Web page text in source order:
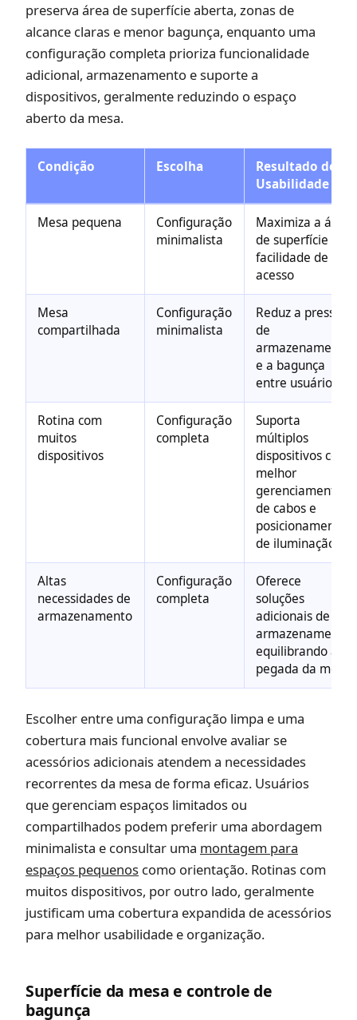
preserva área de superfície aberta, zonas de
alcance claras e menor bagunça, enquanto uma
configuração completa prioriza funcionalidade
adicional, armazenamento e suporte a
dispositivos, geralmente reduzindo o espaço
aberto da mesa.
Condição Escolha
Resultado de
Usabilidade
Mesa pequena
Configuração
minimalista
Maximiza a área
de superfície e a
facilidade de
acesso
Mesa
compartilhada
Configuração
minimalista
Reduz a pressão
de
armazenamento
e a bagunça
entre usuários
Rotina com
muitos
dispositivos
Configuração
completa
Suporta
múltiplos
dispositivos com
melhor
gerenciamento
de cabos e
posicionamento
de iluminação
Altas
necessidades de
armazenamento
Configuração
completa
Oferece
soluções
adicionais de
armazenamento
equilibrando a
pegada da mesa
Escolher entre uma configuração limpa e uma
cobertura mais funcional envolve avaliar se
acessórios adicionais atendem a necessidades
recorrentes da mesa de forma eficaz. Usuários
que gerenciam espaços limitados ou
compartilhados podem preferir uma abordagem
minimalista e consultar uma montagem para
espaços pequenos como orientação. Rotinas com
muitos dispositivos, por outro lado, geralmente
justificam uma cobertura expandida de acessórios
para melhor usabilidade e organização.
Superfície da mesa e controle de
bagunça